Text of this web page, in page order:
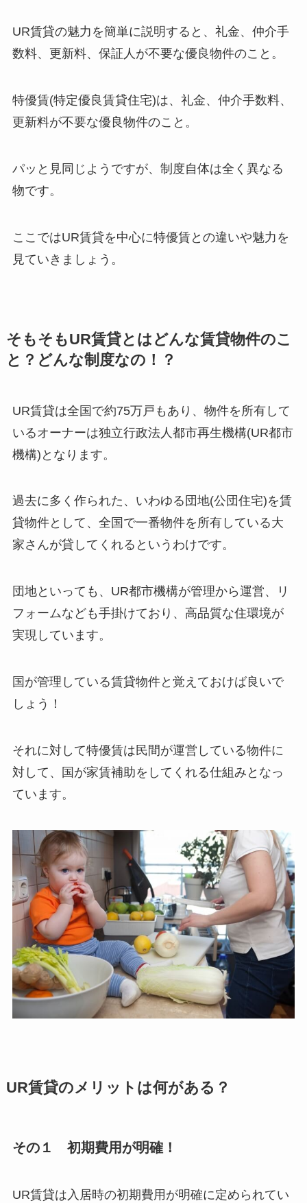
UR賃貸の魅力を簡単に説明すると、礼金、仲介手
数料、更新料、保証人が不要な優良物件のこと。
特優賃(特定優良賃貸住宅)は、礼金、仲介手数料、
更新料が不要な優良物件のこと。
パッと見同じようですが、制度自体は全く異なる
物です。
ここではUR賃貸を中心に特優賃との違いや魅力を
見ていきましょう。
そもそもUR賃貸とはどんな賃貸物件のこ
と？どんな制度なの！？
UR賃貸は全国で約75万戸もあり、物件を所有して
いるオーナーは独立行政法人都市再生機構(UR都市
機構)となります。
過去に多く作られた、いわゆる団地(公団住宅)を賃
貸物件として、全国で一番物件を所有している大
家さんが貸してくれるというわけです。
団地といっても、UR都市機構が管理から運営、リ
フォームなども手掛けており、高品質な住環境が
実現しています。
国が管理している賃貸物件と覚えておけば良いで
しょう！
それに対して特優賃は民間が運営している物件に
対して、国が家賃補助をしてくれる仕組みとなっ
ています。
UR賃貸のメリットは何がある？
その１ 初期費用が明確！
UR賃貸は入居時の初期費用が明確に定められてい